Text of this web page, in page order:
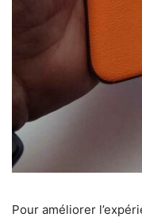
Pour améliorer